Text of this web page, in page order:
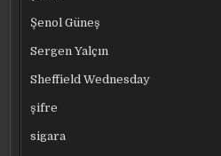
Şenol Güneş
Sergen Yalçın
Sheffield Wednesday
şifre
sigara